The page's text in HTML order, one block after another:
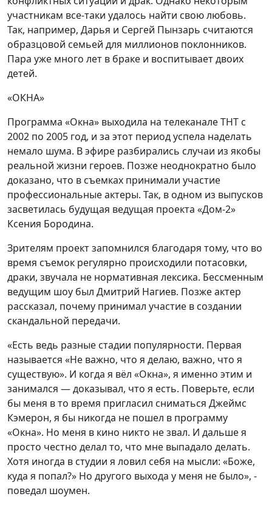
участникам все-таки удалось найти свою любовь.
Так, например, Дарья и Сергей Пынзарь считаются
образцовой семьей для миллионов поклонников.
Пара уже много лет в браке и воспитывает двоих
детей.
«ОКНА»
Программа «Окна» выходила на телеканале ТНТ с
2002 по 2005 год, и за этот период успела наделать
немало шума. В эфире разбирались случаи из якобы
реальной жизни героев. Позже неоднократно было
доказано, что в съемках принимали участие
профессиональные актеры. Так, в одном из выпусков
засветилась будущая ведущая проекта «Дом-2»
Ксения Бородина.
Зрителям проект запомнился благодаря тому, что во
время съемок регулярно происходили потасовки,
драки, звучала не нормативная лексика. Бессменным
ведущим шоу был Дмитрий Нагиев. Позже актер
рассказал, почему принимал участие в создании
скандальной передачи.
«Есть ведь разные стадии популярности. Первая
называется «Не важно, что я делаю, важно, что я
существую». И когда я вёл «Окна», я именно этим и
занимался — доказывал, что я есть. Поверьте, если
бы меня в то время пригласил сниматься Джеймс
Кэмерон, я бы никогда не пошел в программу
«Окна». Но меня в кино никто не звал. И дальше я
просто честно делал то, что мне выпадало делать.
Хотя иногда в студии я ловил себя на мысли: «Боже,
куда я попал?» Но другого выхода у меня не было», -
поведал шоумен.